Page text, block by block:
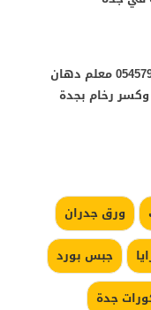
معلم دهانات جدة 0545791353 معلم دهان
رخام بجدة
ورق جدران
جبس بورد
جدة